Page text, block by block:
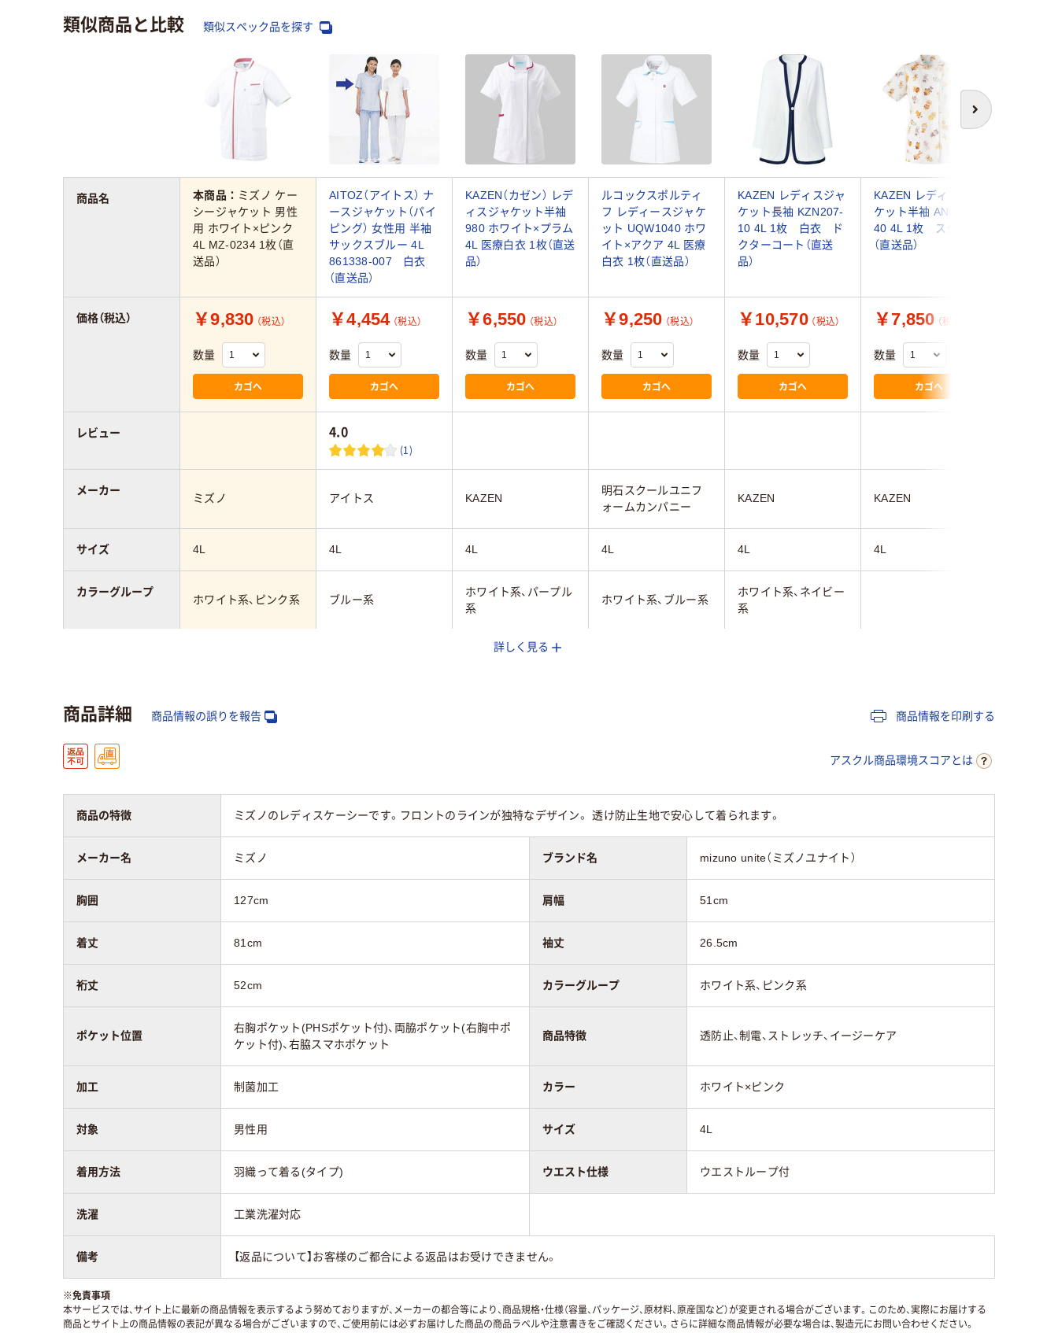
類似商品と比較 類似スペック品を探す
次へ
本商品： ミズノ ケー
シージャケット 男性
用 ホワイト×ピンク
4L MZ-0234 1枚（直
送品）
AITOZ（アイトス） ナ
ースジャケット（パイ
ピング） 女性用 半袖
サックスブルー 4L
861338-007 白衣
（直送品）
KAZEN（カゼン） レデ
ィスジャケット半袖
980 ホワイト×プラム
4L 医療白衣 1枚（直送
品）
ルコックスポルティ
フ レディースジャケ
ット UQW1040 ホワ
イト×アクア 4L 医療
白衣 1枚（直送品）
KAZEN レディスジャ
ケット長袖 KZN207-
10 4L 1枚 白衣 ド
クターコート（直送
品）
KAZEN レディスジャ
ケット半袖 ANP058-
40 4L 1枚 スクラブ
（直送品）
￥9,830 （税込）
数量
カゴへ
￥4,454 （税込）
数量
カゴへ
￥6,550 （税込）
数量
カゴへ
￥9,250 （税込）
数量
カゴへ
￥10,570 （税込）
数量
カゴへ
￥7,850 （税込）
数量
カゴへ
4.0
(1)
ミズノ アイトス KAZEN
明石スクールユニフ
ォームカンパニー
KAZEN KAZEN
4L 4L 4L 4L 4L 4L
ホワイト系、ピンク系 ブルー系
ホワイト系、パープル
系
ホワイト系、ブルー系
ホワイト系、ネイビー
系
女性用
商品名
価格（税込）
レビュー
メーカー
サイズ
カラーグループ
詳しく見る
商品詳細 商品情報の誤りを報告 商品情報を印刷する
アスクル商品環境スコアとは
商品の特徴 ミズノのレディスケーシーです。フロントのラインが独特なデザイン。 透け防止生地で安心して着られます。
メーカー名 ミズノ ブランド名 mizuno unite（ミズノユナイト）
胸囲 127cm 肩幅 51cm
着丈 81cm 袖丈 26.5cm
裄丈 52cm カラーグループ ホワイト系、ピンク系
ポケット位置
右胸ポケット(PHSポケット付)、両脇ポケット(右胸中ポ
ケット付)、右脇スマホポケット
商品特徴 透防止、制電、ストレッチ、イージーケア
加工 制菌加工 カラー ホワイト×ピンク
対象 男性用 サイズ 4L
着用方法 羽織って着る(タイプ) ウエスト仕様 ウエストループ付
洗濯 工業洗濯対応
備考 【返品について】お客様のご都合による返品はお受けできません。
※免責事項
本サービスでは、サイト上に最新の商品情報を表示するよう努めておりますが、メーカーの都合等により、商品規格・仕様（容量、パッケージ、原材料、原産国など）が変更される場合がございます。このため、実際にお届けする
商品とサイト上の商品情報の表記が異なる場合がございますので、ご使用前には必ずお届けした商品の商品ラベルや注意書きをご確認ください。さらに詳細な商品情報が必要な場合は、製造元にお問い合わせください。